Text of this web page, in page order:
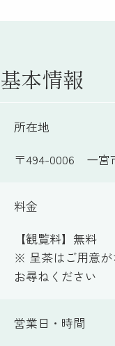
基本情報
所在地
〒494-0006 一宮
料金
【観覧料】無料
※ 呈茶はご用意が
お尋ねください
営業日・時間